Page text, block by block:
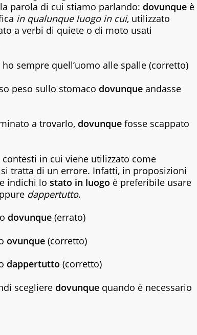
parola di cui stiamo parlando: dovunque è
in qualunque luogo in cui, utilizzato
a verbi di quiete o di moto usati
ho sempre quell’uomo alle spalle (corretto)
peso sullo stomaco dovunque andasse
a trovarlo, dovunque fosse scappato
in cui viene utilizzato come
tratta di un errore. Infatti, in proposizioni
indichi lo stato in luogo è preferibile usare
dappertutto.
dovunque (errato)
ovunque (corretto)
dappertutto (corretto)
scegliere dovunque quando è necessario